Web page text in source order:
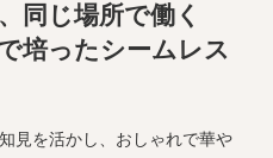
同じ場所で働く
培ったシームレス
見を活かし、おしゃれで華や